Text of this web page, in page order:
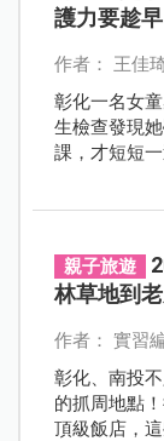
護力要趁早
作者： 王佳
彰化一名女
生檢查發現
課，才短短
親子旅遊
林草地到
作者： 實習
彰化、南投
的抓周地點
頂級飯店，